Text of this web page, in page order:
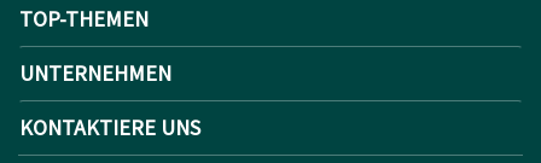
TOP-THEMEN
UNTERNEHMEN
KONTAKTIERE UNS